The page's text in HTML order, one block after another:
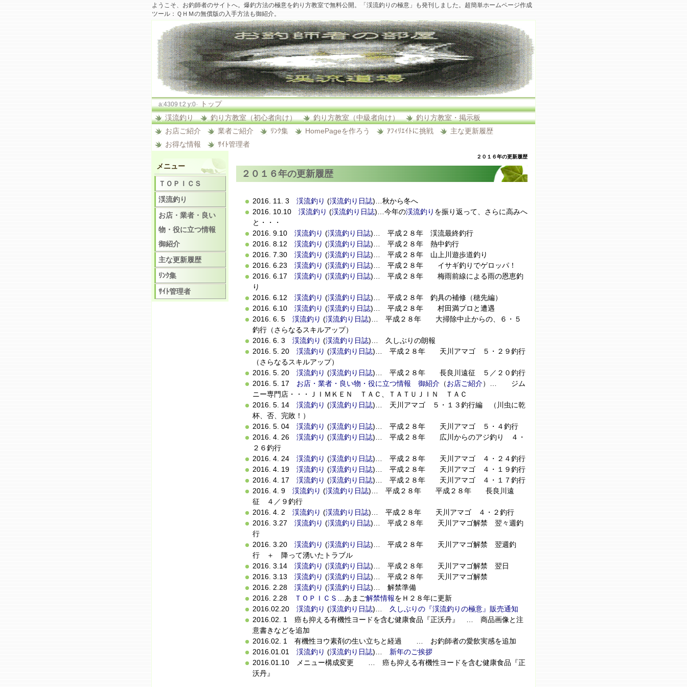
ようこそ、お釣師者のサイトへ。爆釣方法の極意を釣り方教室で無料公開。「渓流釣りの極意」も発刊しました。超簡単ホームページ作成
ツール：ＱＨＭの無償版の入手方法も御紹介。
a:4309 t:2 y:0-
トップ
渓流釣り
釣り方教室（初心者向け） 釣り方教室（中級者向け）
釣り方教室・掲示板
お店ご紹介
業者ご紹介 ﾘﾝｸ集 HomePageを作ろう ｱﾌｨﾘｴｲﾄに挑戦
主な更新履歴
お得な情報
ｻｲﾄ管理者
２０１６年の更新履歴
２０１６年の更新履歴
2016. 11. 3 渓流釣り (渓流釣り日誌)…秋から冬へ
2016. 10.10 渓流釣り (渓流釣り日誌)…今年の渓流釣り を振り返って、さらに高みへ
と・・・
2016. 9.10 渓流釣り (渓流釣り日誌)… 平成２８年 渓流最終釣行
2016. 8.12 渓流釣り (渓流釣り日誌)… 平成２８年 熱中釣行
2016. 7.30 渓流釣り (渓流釣り日誌)… 平成２８年 山上川遊歩道釣り
2016. 6.23 渓流釣り (渓流釣り日誌)… 平成２８年 イサギ釣りでゲロッパ！
2016. 6.17 渓流釣り (渓流釣り日誌)… 平成２８年 梅雨前線による雨の恩恵釣
り
2016. 6.12 渓流釣り (渓流釣り日誌)… 平成２８年 釣具の補修（穂先編）
2016. 6.10 渓流釣り (渓流釣り日誌)… 平成２８年 村田満プロと遭遇
2016. 6. 5 渓流釣り (渓流釣り日誌)… 平成２８年 大掃除中止からの、６・５
釣行（さらなるスキルアップ）
2016. 6. 3 渓流釣り (渓流釣り日誌)… 久しぶりの朗報
2016. 5. 20 渓流釣り (渓流釣り日誌)… 平成２８年 天川アマゴ ５・２９釣行
（さらなるスキルアップ）
2016. 5. 20 渓流釣り (渓流釣り日誌)… 平成２８年 長良川遠征 ５／２０釣行
2016. 5. 17 お店・業者・良い物・役に立つ情報 御紹介 （お店ご紹介）… ジム
ニー専門店・・・ＪＩＭＫＥＮ ＴＡＣ、ＴＡＴＵＪＩＮ ＴＡＣ
2016. 5. 14 渓流釣り (渓流釣り日誌)… 天川アマゴ ５・１３釣行編 （川虫に乾
杯、否、完敗！）
2016. 5. 04 渓流釣り (渓流釣り日誌)… 平成２８年 天川アマゴ ５・４釣行
2016. 4. 26 渓流釣り (渓流釣り日誌)… 平成２８年 広川からのアジ釣り ４・
２６釣行
2016. 4. 24 渓流釣り (渓流釣り日誌)… 平成２８年 天川アマゴ ４・２４釣行
2016. 4. 19 渓流釣り (渓流釣り日誌)… 平成２８年 天川アマゴ ４・１９釣行
2016. 4. 17 渓流釣り (渓流釣り日誌)… 平成２８年 天川アマゴ ４・１７釣行
2016. 4. 9 渓流釣り (渓流釣り日誌)… 平成２８年 平成２８年 長良川遠
征 ４／９釣行
2016. 4. 2 渓流釣り (渓流釣り日誌)… 平成２８年 天川アマゴ ４・２釣行
2016. 3.27 渓流釣り (渓流釣り日誌)… 平成２８年 天川アマゴ解禁 翌々週釣
行
2016. 3.20 渓流釣り (渓流釣り日誌)… 平成２８年 天川アマゴ解禁 翌週釣
行 ＋ 降って湧いたトラブル
2016. 3.14 渓流釣り (渓流釣り日誌)… 平成２８年 天川アマゴ解禁 翌日
2016. 3.13 渓流釣り (渓流釣り日誌)… 平成２８年 天川アマゴ解禁
2016. 2.28 渓流釣り (渓流釣り日誌)… 解禁準備
2016. 2.28
ＴＯＰＩＣＳ …あまご解禁情報をＨ２８年に更新
2016.02.20 渓流釣り (渓流釣り日誌)… 久しぶりの『渓流釣りの極意』販売通知
2016.02. 1 癌も抑える有機性ヨードを含む健康食品『正沃丹』 … 商品画像と注
意書きなどを追加
2016.02. 1 有機性ヨウ素剤の生い立ちと経過 … お釣師者の愛飲実感を追加
2016.01.01 渓流釣り (渓流釣り日誌)… 新年のご挨拶
2016.01.10 メニュー構成変更 … 癌も抑える有機性ヨードを含む健康食品『正
沃丹』
メニュー
ＴＯＰＩＣＳ
渓流釣り
お店・業者・良い
物・役に立つ情報
御紹介
主な更新履歴
ﾘﾝｸ集
ｻｲﾄ管理者